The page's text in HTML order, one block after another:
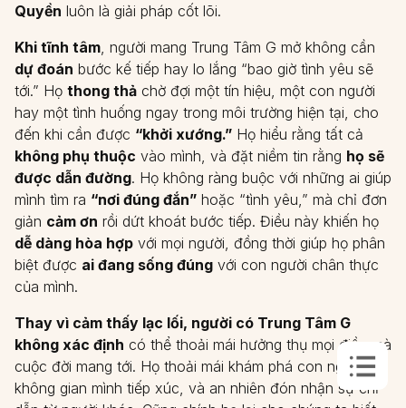
Quyền luôn là giải pháp cốt lõi.
Khi tĩnh tâm , người mang Trung Tâm G mở không cần
dự đoán bước kế tiếp hay lo lắng “bao giờ tình yêu sẽ
tới.” Họ thong thả chờ đợi một tín hiệu, một con người
hay một tình huống ngay trong môi trường hiện tại, cho
đến khi cần được “khởi xướng.” Họ hiểu rằng tất cả
không phụ thuộc vào mình, và đặt niềm tin rằng họ sẽ
được dẫn đường. Họ không ràng buộc với những ai giúp
mình tìm ra “nơi đúng đắn” hoặc “tình yêu,” mà chỉ đơn
giản cảm ơn rồi dứt khoát bước tiếp. Điều này khiến họ
dễ dàng hòa hợp với mọi người, đồng thời giúp họ phân
biệt được ai đang sống đúng với con người chân thực
của mình.
Thay vì cảm thấy lạc lối, người có Trung Tâm G
không xác định có thể thoải mái hưởng thụ mọi điều mà
cuộc đời mang tới. Họ thoải mái khám phá con người và
không gian mình tiếp xúc, và an nhiên đón nhận sự chỉ